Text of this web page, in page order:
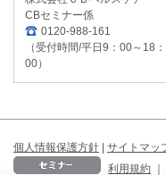
CBセミナー係
0120-988-161
（受付時間/平日9：00～18：
00）
個人情報保護方針 | サイトマッ
利用規約
｜